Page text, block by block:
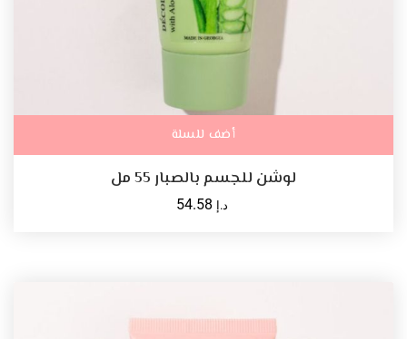
أضف للسلة
لوشن للجسم بالصبار 55 مل
د.إ